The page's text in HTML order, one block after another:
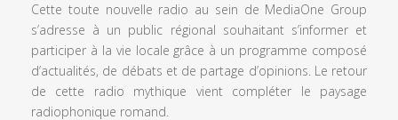
Cette toute nouvelle radio au sein de MediaOne Group
s’adresse à un public régional souhaitant s’informer et
participer à la vie locale grâce à un programme composé
d’actualités, de débats et de partage d’opinions. Le retour
de cette radio mythique vient compléter le paysage
radiophonique romand.